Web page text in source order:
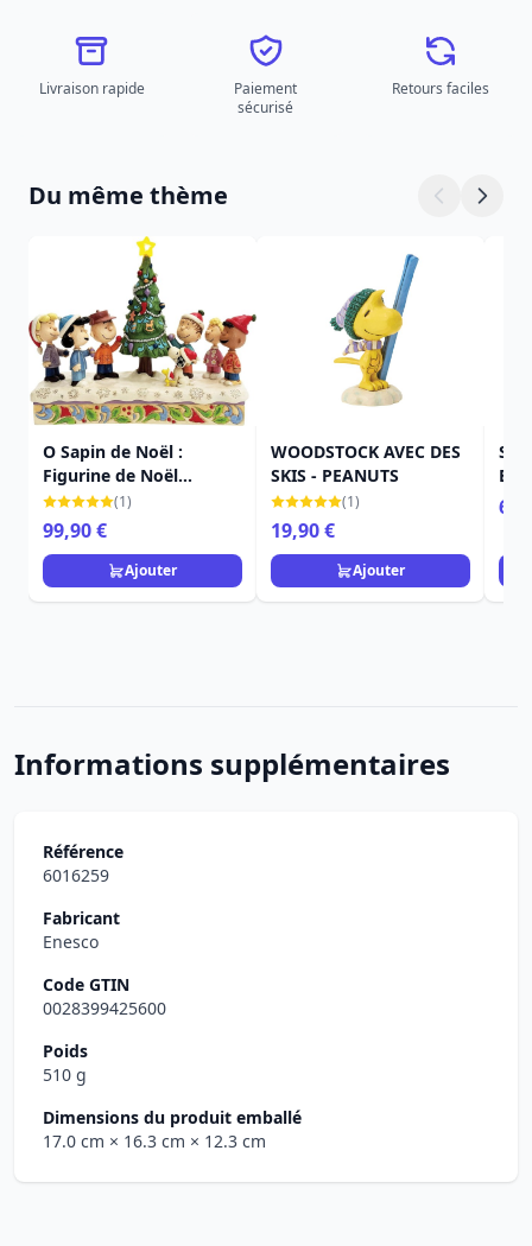
Livraison rapide
Paiement
sécurisé
Retours faciles
Du même thème
O Sapin de Noël :
Figurine de Noël
musicale et LED Charlie
Brown et ses amis -
Peanuts
(1)
99,90 €
Ajouter
WOODSTOCK AVEC DES
SKIS - PEANUTS
(1)
19,90 €
Ajouter
Informations supplémentaires
Référence
6016259
Fabricant
Enesco
Code GTIN
0028399425600
Poids
510 g
Dimensions du produit emballé
17.0 cm × 16.3 cm × 12.3 cm